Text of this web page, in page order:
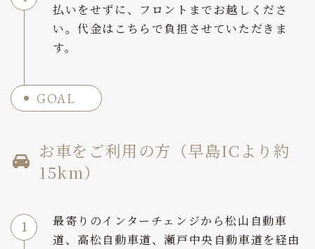
払いをせずに、フロントまでお越しくださ
い。代金はこちらで負担させていただきま
す。
GOAL
お車をご利用の方（早島ICより約
15km）
最寄りのインターチェンジから松山自動車
道、高松自動車道、瀬戸中央自動車道を経由